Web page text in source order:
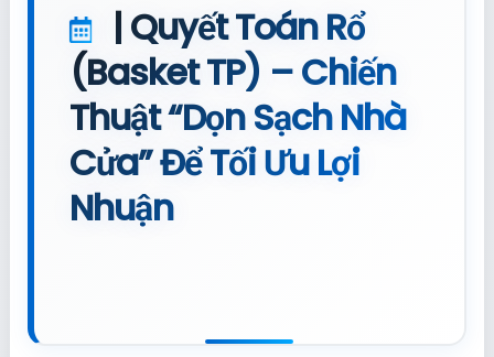
| Quyết Toán Rổ
(Basket TP) – Chiến
Thuật “Dọn Sạch Nhà
Cửa” Để Tối Ưu Lợi
Nhuận